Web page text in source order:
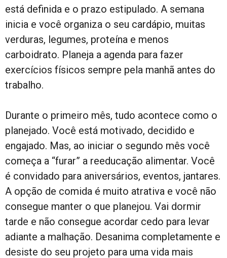
está definida e o prazo estipulado. A semana
inicia e você organiza o seu cardápio, muitas
verduras, legumes, proteína e menos
carboidrato. Planeja a agenda para fazer
exercícios físicos sempre pela manhã antes do
trabalho.
Durante o primeiro mês, tudo acontece como o
planejado. Você está motivado, decidido e
engajado. Mas, ao iniciar o segundo mês você
começa a “furar” a reeducação alimentar. Você
é convidado para aniversários, eventos, jantares.
A opção de comida é muito atrativa e você não
consegue manter o que planejou. Vai dormir
tarde e não consegue acordar cedo para levar
adiante a malhação. Desanima completamente e
desiste do seu projeto para uma vida mais